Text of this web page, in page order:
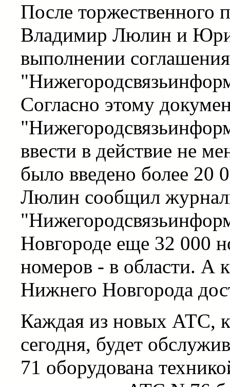
После торжественного
Владимир Люлин и
выполнении
Согласно этому
ввести в действие не
было введено более 20
Люлин сообщил
Новгороде еще 32 000
номеров - в области. А
Нижнего Новгорода
Каждая из новых АТС,
сегодня, будет
71 оборудована